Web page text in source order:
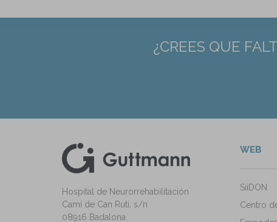
¿CREES QUE
Hospital de Neurorrehabilitación
Camí de Can Ruti, s/n
08916 Badalona
WEB
SiiDON
Centro